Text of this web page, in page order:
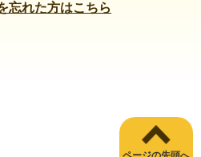
忘れた方はこちら